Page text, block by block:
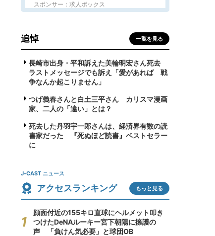
スポンサー：求人ボックス
追悼 一覧を見る
長崎市出身・平和訴えた美輪明宏さん死去
ラストメッセージでも訴え「愛があれば 戦
争なんか起こりません」
つげ義春さんと白土三平さん カリスマ漫画
家、二人の「違い」とは？
死去した丹羽宇一郎さんは、経済界有数の読
書家だった 『死ぬほど読書』ベストセラー
に
J-CAST ニュース
アクセスランキング もっと見る
顔面付近の155キロ直球にヘルメット叩き
つけたDeNAルーキー宮下朝陽に擁護の
声 「負けん気必要」と球団OB